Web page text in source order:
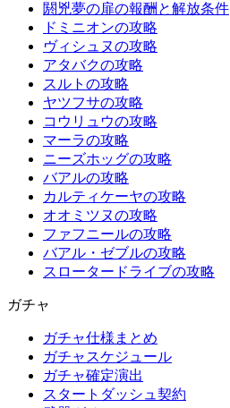
閼兇夢の扉の報酬と解放条件
ドミニオンの攻略
ヴィシュヌの攻略
アタバクの攻略
スルトの攻略
ヤツフサの攻略
コウリュウの攻略
マーラの攻略
ニーズホッグの攻略
バアルの攻略
カルティケーヤの攻略
オオミツヌの攻略
ファフニールの攻略
バアル・ゼブルの攻略
スロータードライブの攻略
ガチャ
ガチャ仕様まとめ
ガチャスケジュール
ガチャ確定演出
スタートダッシュ契約